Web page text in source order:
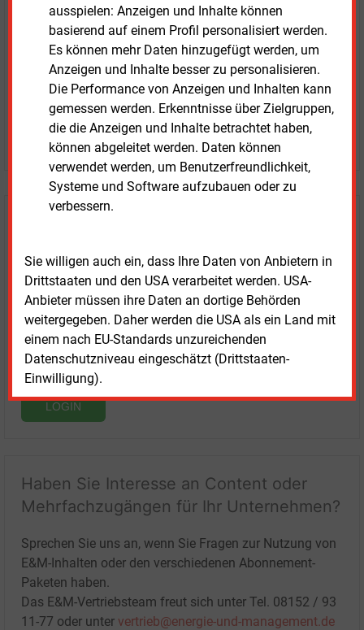
ausspielen: Anzeigen und Inhalte können
basierend auf einem Profil personalisiert werden.
Es können mehr Daten hinzugefügt werden, um
Anzeigen und Inhalte besser zu personalisieren.
Die Performance von Anzeigen und Inhalten kann
gemessen werden. Erkenntnisse über Zielgruppen,
die die Anzeigen und Inhalte betrachtet haben,
können abgeleitet werden. Daten können
verwendet werden, um Benutzerfreundlichkeit,
Systeme und Software aufzubauen oder zu
verbessern.
Sie willigen auch ein, dass Ihre Daten von Anbietern in
Drittstaaten und den USA verarbeitet werden. USA-
Anbieter müssen ihre Daten an dortige Behörden
weitergegeben. Daher werden die USA als ein Land mit
einem nach EU-Standards unzureichenden
Datenschutzniveau eingeschätzt (Drittstaaten-
Einwilligung).
Zwei Wochen kostenfreier Zugang
Zugang auf stündlich aktualisierte Nachrichten mit
Prognose- und Marktdaten
+ einmal täglich E&M daily
+ zwei Ausgaben der Zeitung E&M
ohne automatische Verlängerung
JETZT KOSTENLOS TESTEN
LOGIN
Haben Sie Interesse an Content oder
Mehrfachzugängen für Ihr Unternehmen?
Sprechen Sie uns an, wenn Sie Fragen zur Nutzung von
E&M-Inhalten oder den verschiedenen Abonnement-
Paketen haben.
Das E&M-Vertriebsteam freut sich unter Tel. 08152 / 93
11-77 oder unter vertrieb@energie-und-management.de